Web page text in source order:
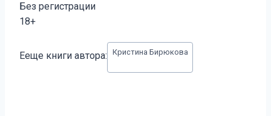
Без регистрации
18+
записи:
Ееще книги автора: Кристина Бирюкова